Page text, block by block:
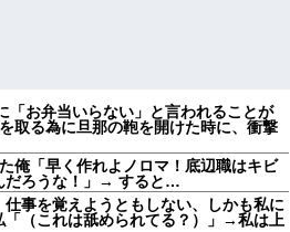
「お弁当いらない」と言われることが
取る為に旦那の鞄を開けた時に、衝撃
俺「早く作れよノロマ！底辺職はキビ
だろうな！」→ すると…
事を覚えようともしない、しかも私に
（これは舐められてる？）」→私は上